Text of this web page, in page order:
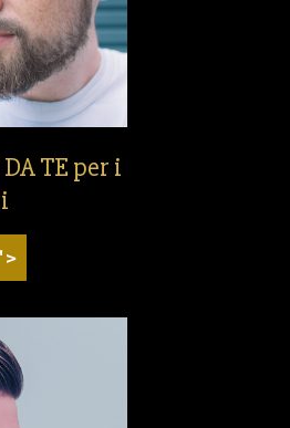
TE per i
>